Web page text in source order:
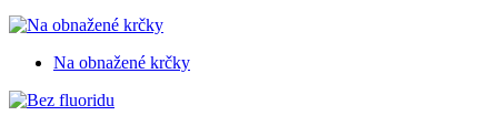
Na obnažené krčky